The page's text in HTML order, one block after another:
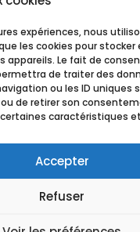
expériences, nous
les cookies pour
appareils. Le fait de
de traiter des
ou les ID uniques
de retirer son
caractéristiques
Accepter
Refuser